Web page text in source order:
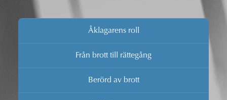
Åklagarens roll
Från brott till rättegång
Berörd av brott